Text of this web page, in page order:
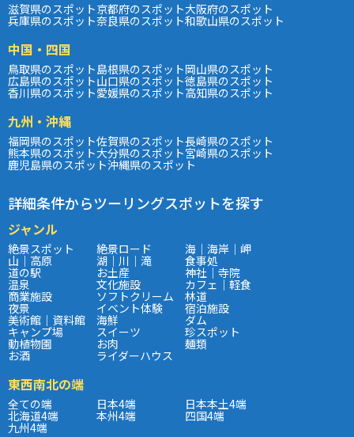
滋賀県のスポット京都府のスポット大阪府のスポット
兵庫県のスポット奈良県のスポット和歌山県のスポット
中国・四国
鳥取県のスポット島根県のスポット岡山県のスポット
広島県のスポット山口県のスポット徳島県のスポット
香川県のスポット愛媛県のスポット高知県のスポット
九州・沖縄
福岡県のスポット佐賀県のスポット長崎県のスポット
熊本県のスポット大分県のスポット宮崎県のスポット
鹿児島県のスポット沖縄県のスポット
詳細条件からツーリングスポットを探す
ジャンル
絶景スポット 絶景ロード 海｜海岸｜岬
山｜高原 湖｜川｜滝 食事処
道の駅 お土産 神社｜寺院
温泉 文化施設 カフェ｜軽食
商業施設 ソフトクリーム 林道
夜景 イベント体験 宿泊施設
美術館｜資料館 海鮮 ダム
キャンプ場 スイーツ 珍スポット
動植物園 お肉 麺類
お酒 ライダーハウス
東西南北の端
全ての端 日本4端 日本本土4端
北海道4端 本州4端 四国4端
九州4端